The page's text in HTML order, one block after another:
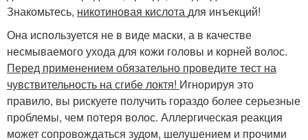
Знакомьтесь, никотиновая кислотадля инъекций!
Она используется не в виде маски, а в качестве
несмываемого ухода для кожи головы и корней волос.
Перед применением обязательно проведите тест на
чувствительность на сгибе локтя! Игнорируя это
правило, вы рискуете получить гораздо более серьезные
проблемы, чем потеря волос. Аллергическая реакция
может сопровождаться зудом, шелушением и прочими